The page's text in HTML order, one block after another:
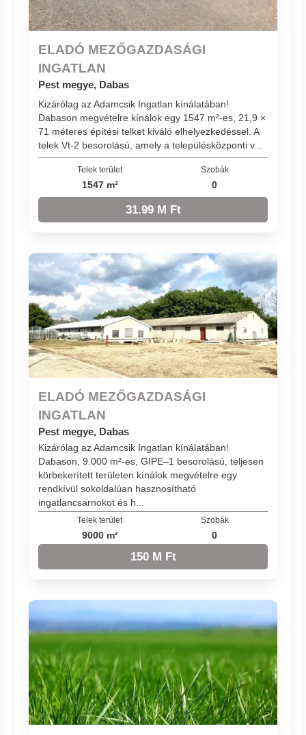
ELADÓ MEZŐGAZDASÁGI
INGATLAN
Pest megye, Dabas
Kizárólag az Adamcsik Ingatlan kínálatában!
Dabason megvételre kínálok egy 1547 m²-es, 21,9 ×
71 méteres építési telket kiváló elhelyezkedéssel. A
telek Vt-2 besorolású, amely a településközponti v...
Telek terület
1547 m²
Szobák
0
31.99 M Ft
ELADÓ MEZŐGAZDASÁGI
INGATLAN
Pest megye, Dabas
Kizárólag az Adamcsik Ingatlan kínálatában!
Dabason, 9.000 m²-es, GIPE–1 besorolású, teljesen
körbekerített területen kínálok megvételre egy
rendkívül sokoldalúan hasznosítható
ingatlancsarnokot és h...
Telek terület
9000 m²
Szobák
0
150 M Ft